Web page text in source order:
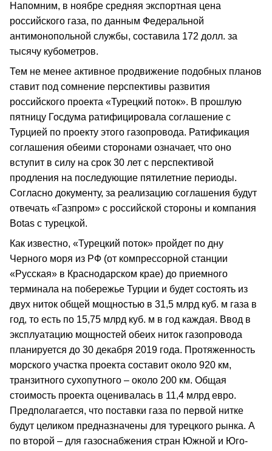
Напомним, в ноябре средняя экспортная цена
российского газа, по данным Федеральной
антимонопольной службы, составила 172 долл. за
тысячу кубометров.
Тем не менее активное продвижение подобных планов
ставит под сомнение перспективы развития
российского проекта «Турецкий поток». В прошлую
пятницу Госдума ратифицировала соглашение с
Турцией по проекту этого газопровода. Ратификация
соглашения обеими сторонами означает, что оно
вступит в силу на срок 30 лет с перспективой
продления на последующие пятилетние периоды.
Согласно документу, за реализацию соглашения будут
отвечать «Газпром» с российской стороны и компания
Botas с турецкой.
Как известно, «Турецкий поток» пройдет по дну
Черного моря из РФ (от компрессорной станции
«Русская» в Краснодарском крае) до приемного
терминала на побережье Турции и будет состоять из
двух ниток общей мощностью в 31,5 млрд куб. м газа в
год, то есть по 15,75 млрд куб. м в год каждая. Ввод в
эксплуатацию мощностей обеих ниток газопровода
планируется до 30 декабря 2019 года. Протяженность
морского участка проекта составит около 920 км,
транзитного сухопутного – около 200 км. Общая
стоимость проекта оценивалась в 11,4 млрд евро.
Предполагается, что поставки газа по первой нитке
будут целиком предназначены для турецкого рынка. А
по второй – для газоснабжения стран Южной и Юго-